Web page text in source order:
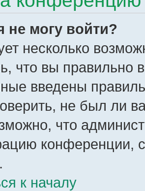
не могу войти?
несколько
что вы правильно
введены
не был ли
что
конференции,
к началу